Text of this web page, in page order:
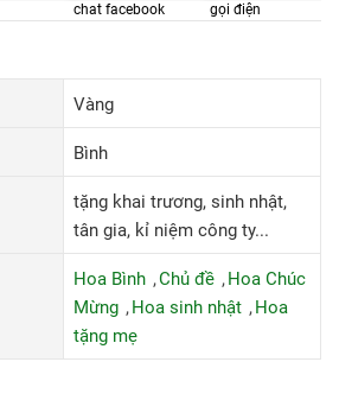
chat facebook gọi điện
Vàng
Bình
tặng khai trương, sinh nhật,
tân gia, kỉ niệm công ty...
Hoa Bình Chủ đề
Hoa Chúc
Mừng
Hoa sinh nhật
Hoa
tặng mẹ